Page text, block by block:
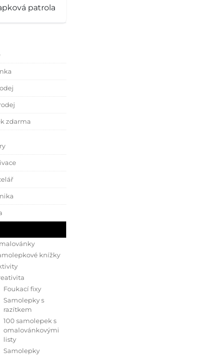
patrola
zdarma
knížky
Foukací fixy
Samolepky s
razítkem
100 samolepek s
omalovánkovými
listy
Samolepky